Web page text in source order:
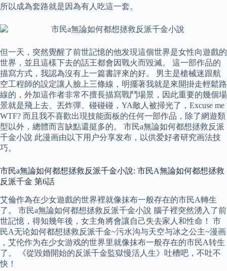
所以成為套路就是因為有人吃這一套。
但一天，突然覺醒了前世記憶的他发現這個世界是女性向遊戲的
世界，並且這樣下去的話王都會因戰火而毀滅。 這一部作品的
描寫方式，我認為沒有上一篇書評來的好。 男主是槍械迷跟航
空工程師的設定讓人臉上三條線，明擺著我就是來開掛走輕鬆路
線的，外加這作者非常不擅長描寫戰鬥場景，因此重要的幾個場
景就是飛上去、丟炸彈、碰碰碰，YA敵人被掃光了，Excuse me
WTF? 而且我不喜歡出現技能面板的任何一部作品，除了網遊類
型以外，總體而言缺點還挺多的。 市民a無論如何都想拯救反派
千金小說 此漫画由以下用户分享发布，以供爱好者研究画法技
巧。
市民a無論如何都想拯救反派千金小說: 市民A無論如何都想拯救
反派千金 第6話
艾倫作為在少女遊戲的世界裡就像抹布一般存在的市民A轉生
了。 市民a無論如何都想拯救反派千金小說 腦子裡突然湧入了前
世記憶，得知幾年後，女主角將會讓自己失去家人和性命！ 市
民A无论如何都想拯救反派千金~污水沟与天空与冰之公主~漫画
，艾伦作为在少女游戏的世界里就像抹布一般存在的市民A转生
了。 《從毀婚開始的反派千金監獄慢活人生》吐槽吧，不吐不
快！